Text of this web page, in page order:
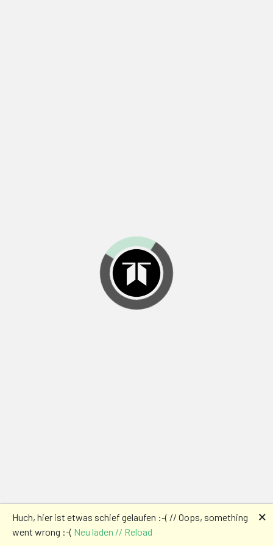
Huch, hier ist etwas schief gelaufen :-( // Oops, something
went wrong :-( Neu laden // Reload
🗙